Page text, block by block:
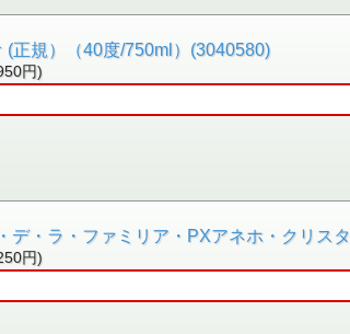
(正規）（40度/750ml）(3040580)
円)
デ・ラ・ファミリア・PXアネホ・クリス
円)